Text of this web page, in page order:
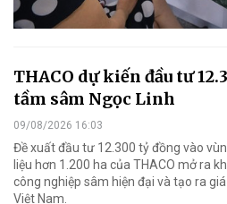
THACO dự kiến đầu tư
tầm sâm Ngọc Linh
09/08/2026 16:03
Đề xuất đầu tư 12.300 tỷ đồng vào
liệu hơn 1.200 ha của THACO mở ra
công nghiệp sâm hiện đại và tạo ra
Việt Nam.